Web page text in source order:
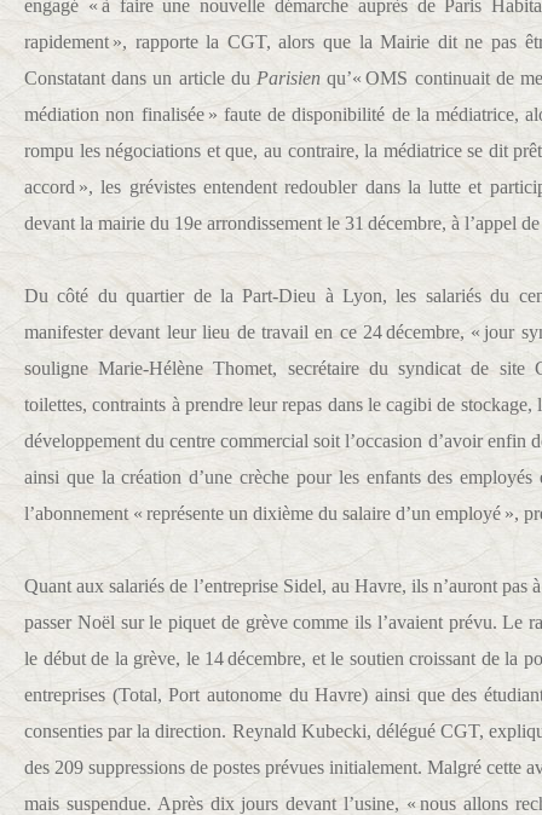
engagé « à faire une nouvelle démarche auprès de Paris
rapidement », rapporte la CGT, alors que la Mairie dit ne pas
Constatant dans un article du Parisienqu’« OMS continuait de
médiation non finalisée » faute de disponibilité de la médiatrice,
rompu les négociations et que, au contraire, la médiatrice se dit
accord », les grévistes entendent redoubler dans la lutte et
devant la mairie du 19e arrondissement le 31 décembre, à l’appel
Du côté du quartier de la Part-Dieu à Lyon, les salariés du
manifester devant leur lieu de travail en ce 24 décembre, « jour
souligne Marie-Hélène Thomet, secrétaire du syndicat de site
toilettes, contraints à prendre leur repas dans le cagibi de stockage,
développement du centre commercial soit l’occasion d’avoir enfin
ainsi que la création d’une crèche pour les enfants des
l’abonnement « représente un dixième du salaire d’un employé »,
Quant aux salariés de l’entreprise Sidel, au Havre, ils n’auront pas
passer Noël sur le piquet de grève comme ils l’avaient prévu. Le
le début de la grève, le 14 décembre, et le soutien croissant de la
entreprises (Total, Port autonome du Havre) ainsi que des
consenties par la direction. Reynald Kubecki, délégué CGT,
des 209 suppressions de postes prévues initialement. Malgré cette
mais suspendue. Après dix jours devant l’usine, « nous allons